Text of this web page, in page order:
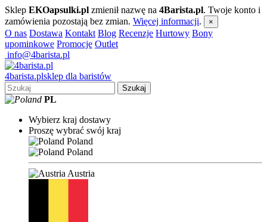
Sklep EKOapsulki.pl zmienił nazwę na 4Barista.pl. Twoje konto i
zamówienia pozostają bez zmian. Więcej informacji. ×
O nas Dostawa Kontakt Blog Recenzje Hurtowy Bony
upominkowe Promocje Outlet
info@4barista.pl
4barista.plsklep dla baristów
Szukaj
PL
Wybierz kraj dostawy
Proszę wybrać swój kraj
Poland
Poland
Austria